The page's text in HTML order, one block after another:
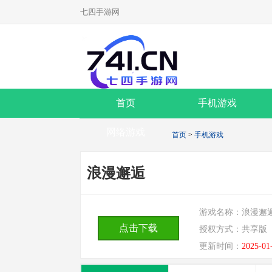
七四手游网
首页 手机游戏
首页 > 手机游戏
浪漫邂逅
点击下载
游戏名称： 浪漫邂
授权方式： 共享版
更新时间： 2025-